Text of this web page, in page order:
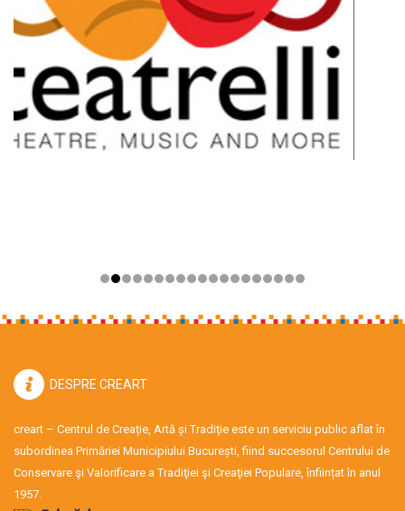
DESPRE CREART
creart – Centrul de Creație, Artă și Tradiție este un serviciu public aflat în
subordinea Primăriei Municipiului București, fiind succesorul Centrului de
Conservare şi Valorificare a Tradiţiei şi Creaţiei Populare, înființat în anul
1957.